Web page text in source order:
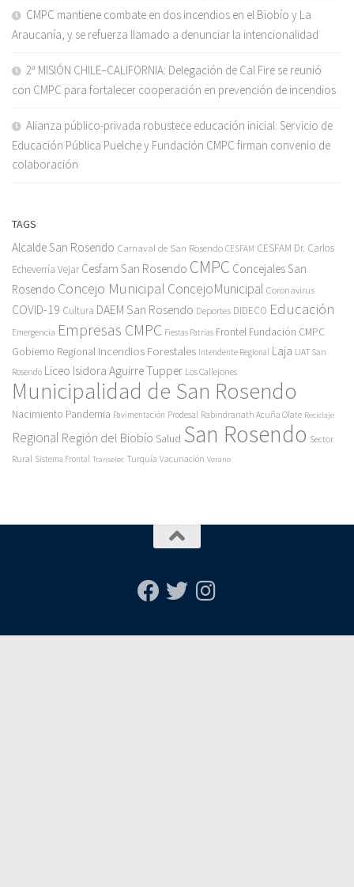
CMPC mantiene combate en dos incendios en el Biobío y La
Araucanía, y se refuerza llamado a denunciar la intencionalidad
2ª MISIÓN CHILE–CALIFORNIA: Delegación de Cal Fire se reunió
con CMPC para fortalecer cooperación en prevención de incendios
Alianza público-privada robustece educación inicial: Servicio de
Educación Pública Puelche y Fundación CMPC firman convenio de
colaboración
TAGS
Alcalde San Rosendo Carnaval de San Rosendo CESFAM CESFAM Dr. Carlos
Echeverría Vejar Cesfam San Rosendo CMPC Concejales San
Rosendo Concejo Municipal ConcejoMunicipal Coronavirus
COVID-19 Cultura DAEM San Rosendo Deportes DIDECO Educación
Emergencia Empresas CMPC Fiestas Patrias Frontel Fundación CMPC
Gobierno Regional Incendios Forestales Intendente Regional Laja LIAT San
Rosendo Liceo Isidora Aguirre Tupper Los Callejones
Municipalidad de San Rosendo
Nacimiento Pandemia Pavimentación Prodesal Rabindranath Acuña Olate Reciclaje
Regional Región del Biobío Salud San Rosendo Sector
Rural Sistema Frontal Transelec Turquía Vacunación Verano